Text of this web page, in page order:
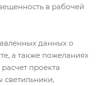
в рабочей
данных о
а также пожеланиях
проекта